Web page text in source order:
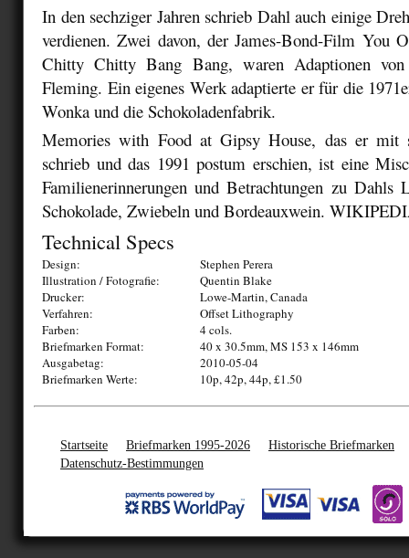
In den sechziger Jahren schrieb Dahl auch einige
verdienen. Zwei davon, der James-Bond-Film You
Chitty Chitty Bang Bang, waren Adaptionen
Fleming. Ein eigenes Werk adaptierte er für die
Wonka und die Schokoladenfabrik.
Memories with Food at Gipsy House, das er mit
schrieb und das 1991 postum erschien, ist eine
Familienerinnerungen und Betrachtungen zu Dahls
Schokolade, Zwiebeln und Bordeauxwein.
Technical Specs
Design:
Stephen Perera
Illustration / Fotografie:
Quentin Blake
Drucker:
Lowe-Martin, Canada
Verfahren:
Offset Lithography
Farben:
4 cols.
Briefmarken Format:
40 x 30.5mm, MS 153 x 146mm
Ausgabetag:
2010-05-04
Briefmarken Werte:
10p, 42p, 44p, £1.50
Startseite Briefmarken 1995-2026
Historische Briefmarken
Datenschutz-Bestimmungen